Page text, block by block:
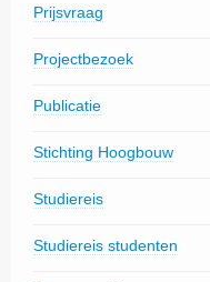
Prijsvraag
Projectbezoek
Publicatie
Stichting Hoogbouw
Studiereis
Studiereis studenten